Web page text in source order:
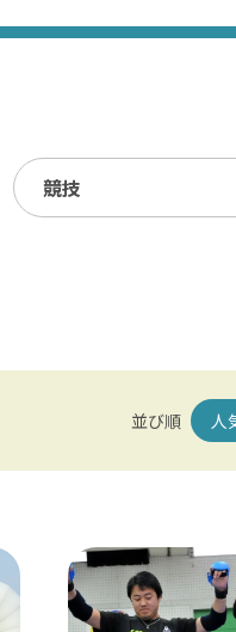
寺 / 銚子（犬吠埼）
並び順 人